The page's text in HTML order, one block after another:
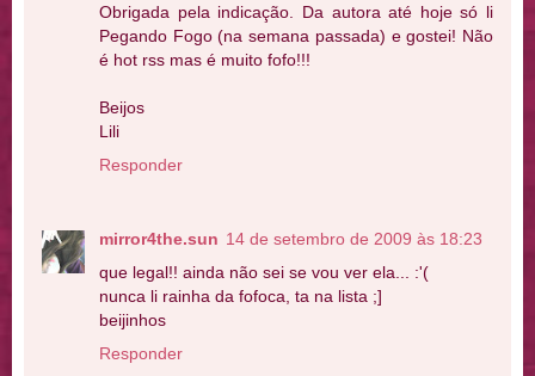
Obrigada pela indicação. Da autora até hoje só li
Pegando Fogo (na semana passada) e gostei! Não
é hot rss mas é muito fofo!!!
Beijos
Lili
Responder
mirror4the.sun 14 de setembro de 2009 às 18:23
que legal!! ainda não sei se vou ver ela... :'(
nunca li rainha da fofoca, ta na lista ;]
beijinhos
Responder